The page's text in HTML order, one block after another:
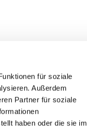
für soziale
Außerdem
Partner für soziale
haben oder die sie im
Land!